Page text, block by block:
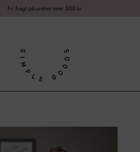
Fri fragt på ordrer over 500 kr.